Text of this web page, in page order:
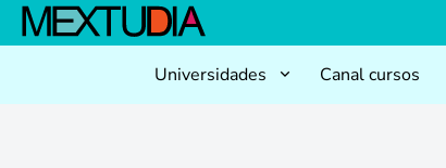
Universidades Canal cursos